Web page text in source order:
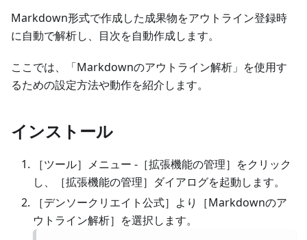
Markdown形式で作成した成果物をアウトライン登録時
に自動で解析し、目次を自動作成します。
ここでは、「Markdownのアウトライン解析」を使用す
るための設定方法や動作を紹介します。
インストール
［ツール］メニュー -［拡張機能の管理］をクリック
し、［拡張機能の管理］ダイアログを起動します。
［デンソークリエイト公式］より［Markdownのア
ウトライン解析］を選択します。